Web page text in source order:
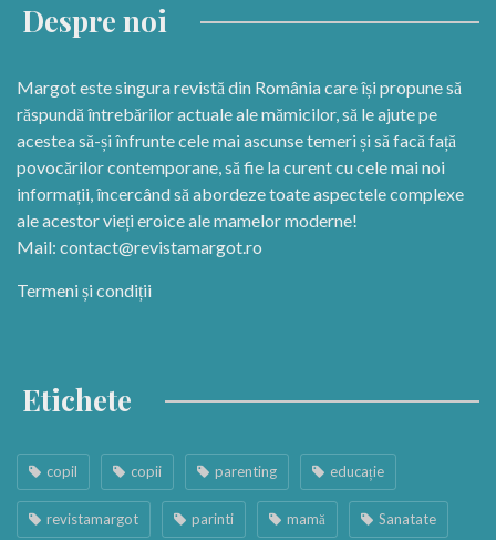
Despre noi
Margot este singura revistă din România care își propune să
răspundă întrebărilor actuale ale mămicilor, să le ajute pe
acestea să-și înfrunte cele mai ascunse temeri și să facă față
povocărilor contemporane, să fie la curent cu cele mai noi
informații, încercând să abordeze toate aspectele complexe
ale acestor vieți eroice ale mamelor moderne!
Mail: contact@revistamargot.ro
Termeni și condiții
Etichete
copil copii parenting educație
revistamargot parinti mamă Sanatate